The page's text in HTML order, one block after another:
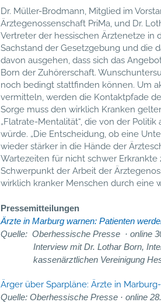
Dr. Müller-Brodmann, Mitglied im
Ärztegenossenschaft PriMa, und Dr.
Vertreter der hessischen Ärztenetze in
Sachstand der Gesetzgebung und die
davon ausgehen, dass sich das
Born der Zuhörerschaft.
noch bedingt stattfinden können. Um
vermitteln, werden die Kontaktpfade
Sorge muss den wirklich Kranken
„Flatrate-Mentalität“, die von der
würde. „Die Entscheidung, ob eine
wieder stärker in die Hände der
Wartezeiten für nicht schwer
Schwerpunkt der Arbeit der
wirklich kranker Menschen durch eine
Pressemitteilungen
Ärzte in Marburg warnen: Patienten
Quelle: Oberhessische Presse · online
Interview mit Dr. Lothar Born,
kassenärztlichen Vereinigung
Ärger über Sparpläne: Ärzte in
Quelle: Oberhessische Presse · online